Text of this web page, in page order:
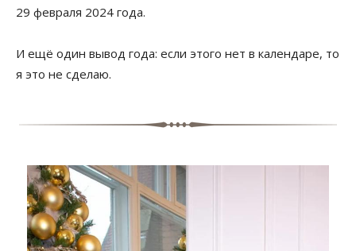
29 февраля 2024 года.
И ещё один вывод года: если этого нет в календаре, то
я это не сделаю.